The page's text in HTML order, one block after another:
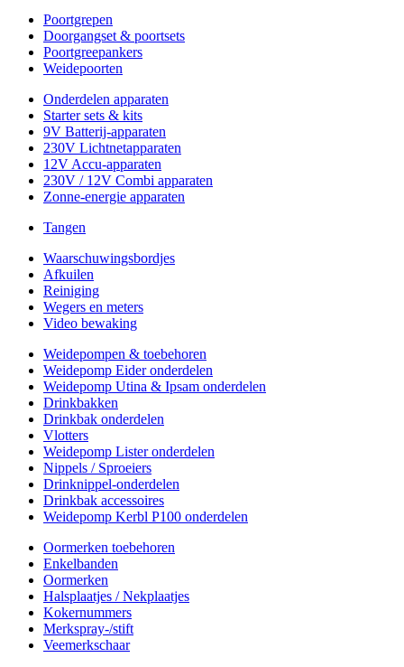
Poortgrepen
Doorgangset & poortsets
Poortgreepankers
Weidepoorten
Onderdelen apparaten
Starter sets & kits
9V Batterij-apparaten
230V Lichtnetapparaten
12V Accu-apparaten
230V / 12V Combi apparaten
Zonne-energie apparaten
Tangen
Waarschuwingsbordjes
Afkuilen
Reiniging
Wegers en meters
Video bewaking
Weidepompen & toebehoren
Weidepomp Eider onderdelen
Weidepomp Utina & Ipsam onderdelen
Drinkbakken
Drinkbak onderdelen
Vlotters
Weidepomp Lister onderdelen
Nippels / Sproeiers
Drinknippel-onderdelen
Drinkbak accessoires
Weidepomp Kerbl P100 onderdelen
Oormerken toebehoren
Enkelbanden
Oormerken
Halsplaatjes / Nekplaatjes
Kokernummers
Merkspray-/stift
Veemerkschaar